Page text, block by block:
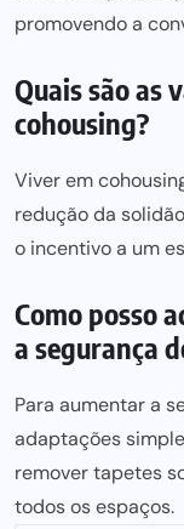
promovendo a
Quais são as
cohousing?
Viver em
redução da
o incentivo a um
Como posso
a segurança
Para aumentar a
adaptações
remover tapetes
todos os espaços.